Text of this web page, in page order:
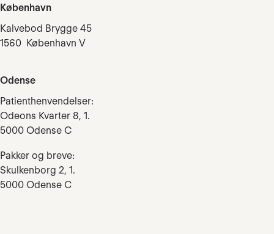
København
Kalvebod Brygge 45
1560 København V
Odense
Patienthenvendelser:
Odeons Kvarter 8, 1.
5000 Odense C
Pakker og breve:
Skulkenborg 2, 1.
5000 Odense C